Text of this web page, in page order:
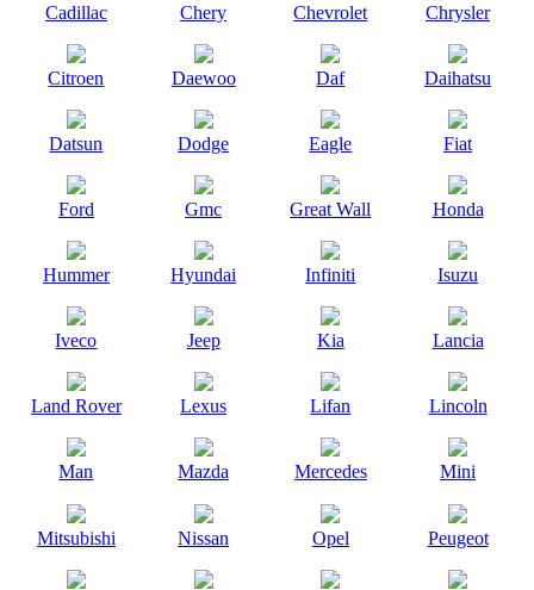
Cadillac Chery Chevrolet Chrysler
Citroen Daewoo Daf Daihatsu
Datsun Dodge Eagle Fiat
Ford Gmc Great Wall Honda
Hummer Hyundai Infiniti Isuzu
Iveco Jeep Kia Lancia
Land Rover Lexus Lifan Lincoln
Man Mazda Mercedes Mini
Mitsubishi Nissan Opel Peugeot